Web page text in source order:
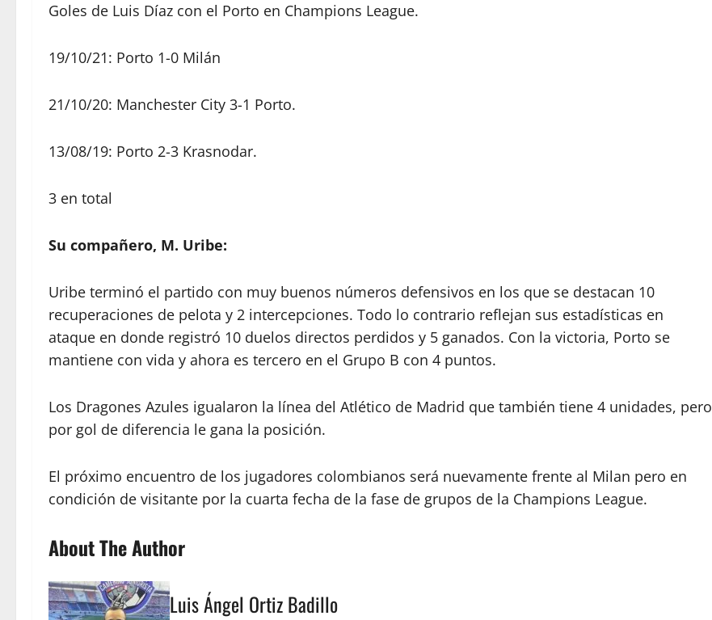
Goles de Luis Díaz con el Porto en Champions League.
19/10/21: Porto 1-0 Milán
21/10/20: Manchester City 3-1 Porto.
13/08/19: Porto 2-3 Krasnodar.
3 en total
Su compañero, M. Uribe:
Uribe terminó el partido con muy buenos números defensivos en los que se destacan 10
recuperaciones de pelota y 2 intercepciones. Todo lo contrario reflejan sus estadísticas en
ataque en donde registró 10 duelos directos perdidos y 5 ganados. Con la victoria, Porto se
mantiene con vida y ahora es tercero en el Grupo B con 4 puntos.
Los Dragones Azules igualaron la línea del Atlético de Madrid que también tiene 4 unidades, pero
por gol de diferencia le gana la posición.
El próximo encuentro de los jugadores colombianos será nuevamente frente al Milan pero en
condición de visitante por la cuarta fecha de la fase de grupos de la Champions League.
About The Author
Luis Ángel Ortiz Badillo